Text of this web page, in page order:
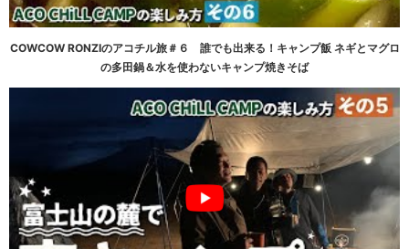
COWCOW RONZIのアコチル旅＃６ 誰でも出来る！キャンプ飯 ネギとマグロ
の多田鍋＆水を使わないキャンプ焼きそば